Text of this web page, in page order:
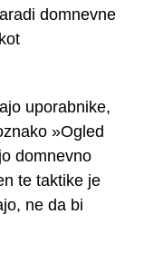
domnevne
uporabnike,
»Ogled
domnevno
te taktike je
ne da bi